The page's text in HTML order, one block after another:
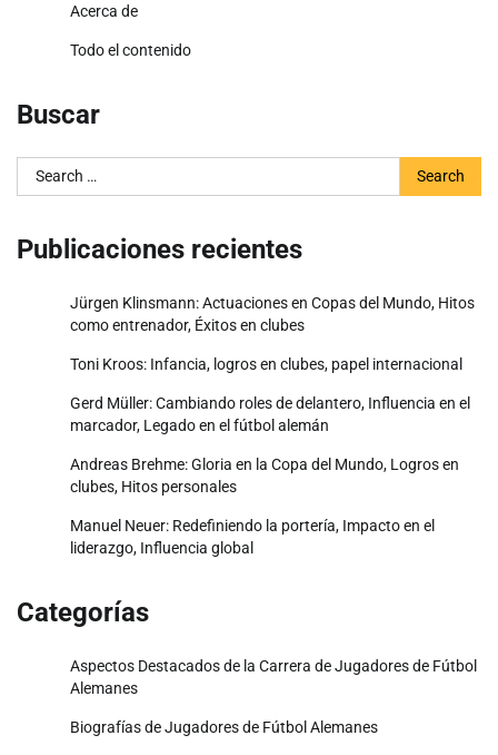
Acerca de
Todo el contenido
Buscar
Search
for:
Publicaciones recientes
Jürgen Klinsmann: Actuaciones en Copas del Mundo, Hitos
como entrenador, Éxitos en clubes
Toni Kroos: Infancia, logros en clubes, papel internacional
Gerd Müller: Cambiando roles de delantero, Influencia en el
marcador, Legado en el fútbol alemán
Andreas Brehme: Gloria en la Copa del Mundo, Logros en
clubes, Hitos personales
Manuel Neuer: Redefiniendo la portería, Impacto en el
liderazgo, Influencia global
Categorías
Aspectos Destacados de la Carrera de Jugadores de Fútbol
Alemanes
Biografías de Jugadores de Fútbol Alemanes